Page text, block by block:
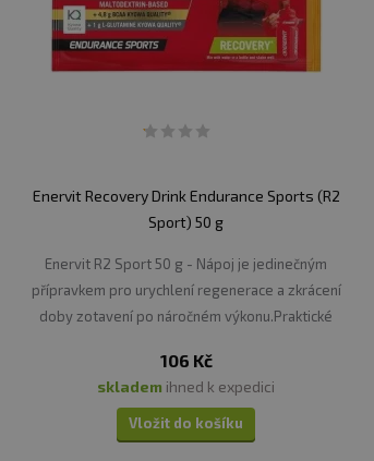
Enervit Recovery Drink Endurance Sports (R2
Sport) 50 g
Enervit R2 Sport 50 g - Nápoj je jedinečným
přípravkem pro urychlení regenerace a zkrácení
doby zotavení po náročném výkonu.Praktické
106 Kč
skladem ihned k expedici
Vložit do košíku